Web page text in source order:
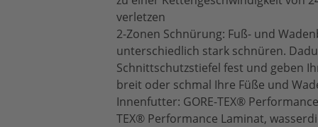
verletzen
2-Zonen Schnürung: Fuß- und
unterschiedlich stark schnüren.
Schnittschutzstiefel fest und geben
breit oder schmal Ihre Füße und
Innenfutter: GORE-TEX®
TEX® Performance Laminat,